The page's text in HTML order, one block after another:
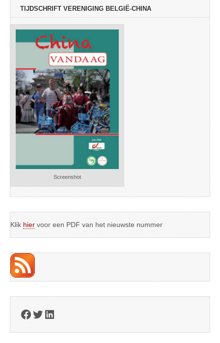
TIJDSCHRIFT VERENIGING BELGIË-CHINA
Screenshot
Klik hier voor een PDF van het nieuwste nummer
Facebook
Twitter
LinkedIn